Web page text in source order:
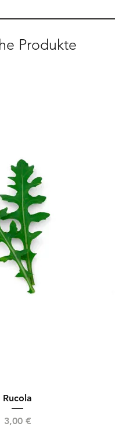
Produkte
Rucola
Preis
3,00 €